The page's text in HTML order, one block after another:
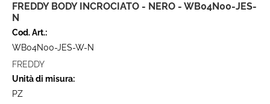
FREDDY BODY INCROCIATO - NERO - WB04N00-JES-
N
Cod. Art.:
WB04N00-JES-W-N
FREDDY
Unità di misura:
PZ